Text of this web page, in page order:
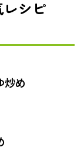
シピ
炒め